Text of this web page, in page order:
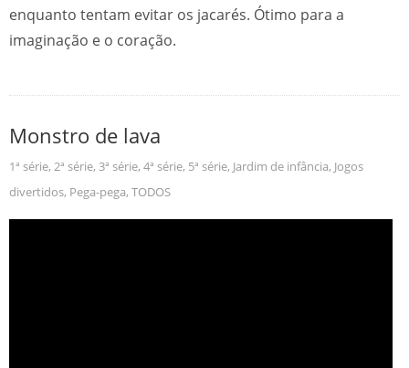
enquanto tentam evitar os jacarés. Ótimo para a
imaginação e o coração.
Monstro de lava
1ª série, 2ª série, 3ª série, 4ª série, 5ª série, Jardim de infância, Jogos
divertidos, Pega-pega, TODOS